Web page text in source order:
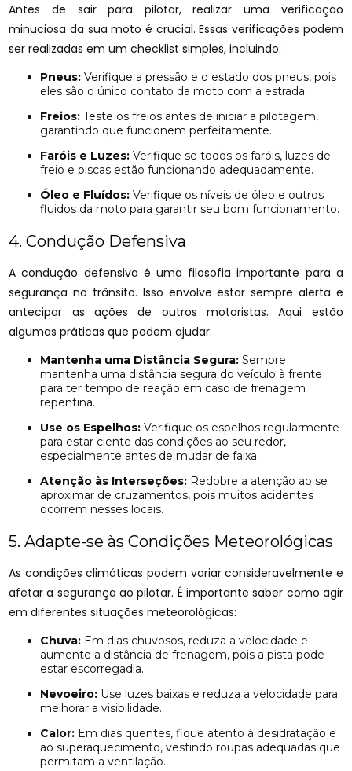
Antes de sair para pilotar, realizar uma verificação
minuciosa da sua moto é crucial. Essas verificações podem
ser realizadas em um checklist simples, incluindo:
Pneus: Verifique a pressão e o estado dos pneus, pois
eles são o único contato da moto com a estrada.
Freios: Teste os freios antes de iniciar a pilotagem,
garantindo que funcionem perfeitamente.
Faróis e Luzes: Verifique se todos os faróis, luzes de
freio e piscas estão funcionando adequadamente.
Óleo e Fluídos: Verifique os níveis de óleo e outros
fluidos da moto para garantir seu bom funcionamento.
4. Condução Defensiva
A condução defensiva é uma filosofia importante para a
segurança no trânsito. Isso envolve estar sempre alerta e
antecipar as ações de outros motoristas. Aqui estão
algumas práticas que podem ajudar:
Mantenha uma Distância Segura: Sempre
mantenha uma distância segura do veículo à frente
para ter tempo de reação em caso de frenagem
repentina.
Use os Espelhos: Verifique os espelhos regularmente
para estar ciente das condições ao seu redor,
especialmente antes de mudar de faixa.
Atenção às Interseções: Redobre a atenção ao se
aproximar de cruzamentos, pois muitos acidentes
ocorrem nesses locais.
5. Adapte-se às Condições Meteorológicas
As condições climáticas podem variar consideravelmente e
afetar a segurança ao pilotar. É importante saber como agir
em diferentes situações meteorológicas:
Chuva: Em dias chuvosos, reduza a velocidade e
aumente a distância de frenagem, pois a pista pode
estar escorregadia.
Nevoeiro: Use luzes baixas e reduza a velocidade para
melhorar a visibilidade.
Calor: Em dias quentes, fique atento à desidratação e
ao superaquecimento, vestindo roupas adequadas que
permitam a ventilação.